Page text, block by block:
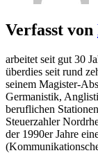
Verfasst von
arbeitet seit gut 30
überdies seit rund
seinem Magister-
Germanistik,
beruflichen
Steuerzahler
der 1990er Jahre